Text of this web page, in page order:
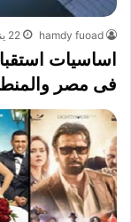
hamdy fuoad 22 يناير، 2024
فى مصر